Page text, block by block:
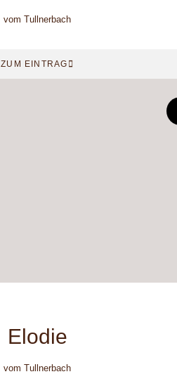
vom Tullnerbach
ZUM EINTRAG
Elodie
vom Tullnerbach